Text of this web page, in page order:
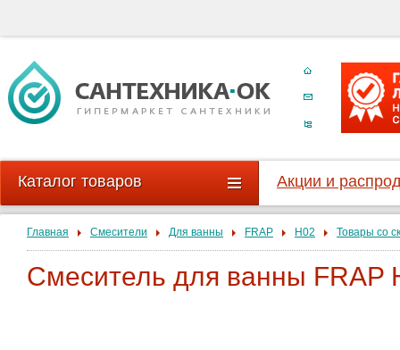
Каталог товаров Акции и
Главная Смесители Для ванны FRAP H02 Товары со
Смеситель для ванны FRAP